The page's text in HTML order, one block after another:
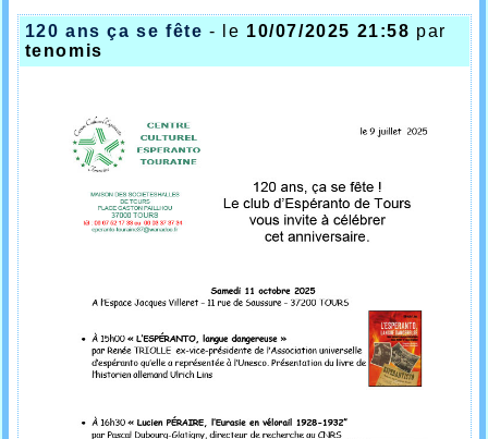
120 ans ça se fête - le 10/07/2025 21:58 par
tenomis